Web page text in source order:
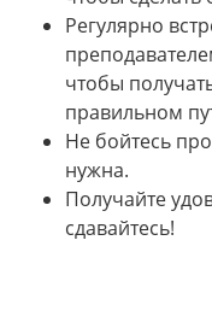
Регулярно
чтобы
правильном
Не бойтесь
нужна.
Получайте
сдавайтесь!